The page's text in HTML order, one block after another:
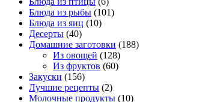
Блюда из рыбы (101)
Блюда из яиц (10)
Десерты (40)
Домашние заготовки (188)
Из овощей (128)
Из фруктов (60)
Закуски (156)
Лучшие рецепты (2)
Молочные продукты (10)